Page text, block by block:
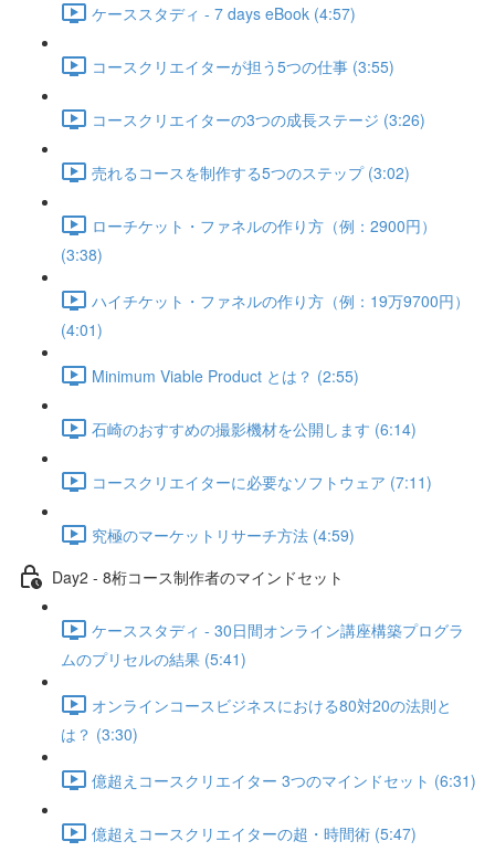
ケーススタディ - 7 days eBook (4:57)
コースクリエイターが担う5つの仕事 (3:55)
コースクリエイターの3つの成長ステージ (3:26)
売れるコースを制作する5つのステップ (3:02)
ローチケット・ファネルの作り方（例：2900円）
(3:38)
ハイチケット・ファネルの作り方（例：19万9700円）
(4:01)
Minimum Viable Product とは？ (2:55)
石崎のおすすめの撮影機材を公開します (6:14)
コースクリエイターに必要なソフトウェア (7:11)
究極のマーケットリサーチ方法 (4:59)
Day2 - 8桁コース制作者のマインドセット
ケーススタディ - 30日間オンライン講座構築プログラ
ムのプリセルの結果 (5:41)
オンラインコースビジネスにおける80対20の法則と
は？ (3:30)
億超えコースクリエイター 3つのマインドセット (6:31)
億超えコースクリエイターの超・時間術 (5:47)